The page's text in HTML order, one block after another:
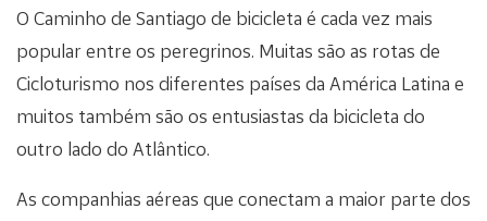
O Caminho de Santiago de bicicleta é cada vez mais
popular entre os peregrinos. Muitas são as rotas de
Cicloturismo nos diferentes países da América Latina e
muitos também são os entusiastas da bicicleta do
outro lado do Atlântico.
As companhias aéreas que conectam a maior parte dos